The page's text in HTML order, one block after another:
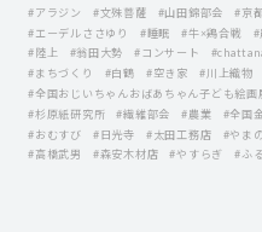
#アラジン
#文殊菩薩 #山田錦部会 #京
#エーデルささゆり
#睡眠 #牛×鶏合戦 #
#陸上
#翁田大勢 #コンサート
#まちづくり
#白鶴 #空き家 #川上織物
#全国おじいちゃんおばあちゃん子ども絵画
#杉原紙研究所
#繊維部会 #農業 #全国
#おむすび
#日光寺 #太田工務店 #やま
#高橋武男
#森安木材店 #やすらぎ #ふ